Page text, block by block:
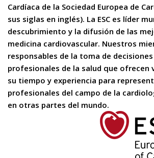
Cardíaca de la Sociedad Europea de
sus siglas en inglés). La ESC es líder
descubrimiento y la difusión de las
medicina cardiovascular. Nuestros
responsables de la toma de
profesionales de la salud que ofrecen
su tiempo y experiencia para
profesionales del campo de la
en otras partes del mundo.